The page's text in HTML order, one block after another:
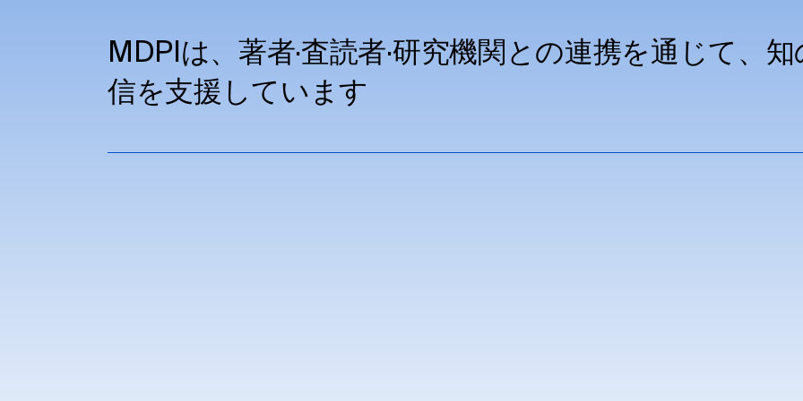
MDPIは、著者·査読者·研究機関との連携を通じて、
信を支援しています